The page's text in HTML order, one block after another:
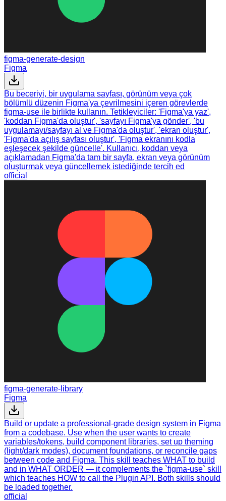
figma-generate-design
Figma
Bu beceriyi, bir uygulama sayfası, görünüm veya çok
bölümlü düzenin Figma'ya çevrilmesini içeren görevlerde
figma-use ile birlikte kullanın. Tetikleyiciler: 'Figma'ya yaz',
'koddan Figma'da oluştur', 'sayfayı Figma'ya gönder', 'bu
uygulamayı/sayfayı al ve Figma'da oluştur', 'ekran oluştur',
'Figma'da açılış sayfası oluştur', 'Figma ekranını kodla
eşleşecek şekilde güncelle'. Kullanıcı, koddan veya
açıklamadan Figma'da tam bir sayfa, ekran veya görünüm
oluşturmak veya güncellemek istediğinde tercih ed
official
figma-generate-library
Figma
Build or update a professional-grade design system in Figma
from a codebase. Use when the user wants to create
variables/tokens, build component libraries, set up theming
(light/dark modes), document foundations, or reconcile gaps
between code and Figma. This skill teaches WHAT to build
and in WHAT ORDER — it complements the `figma-use` skill
which teaches HOW to call the Plugin API. Both skills should
be loaded together.
official